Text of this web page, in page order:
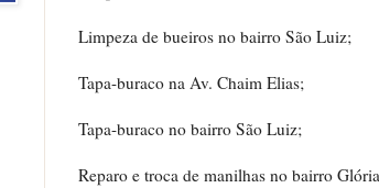
Limpeza de bueiros no bairro São Luiz;
Tapa-buraco na Av. Chaim Elias;
Tapa-buraco no bairro São Luiz;
Reparo e troca de manilhas no bairro